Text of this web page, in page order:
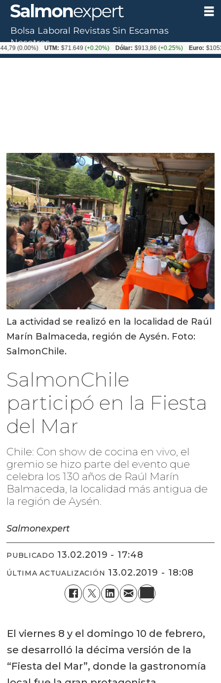
La actividad se realizó en la localidad de Raúl
Marín Balmaceda, región de Aysén. Foto:
SalmonChile.
SalmonChile
participó en la Fiesta
del Mar
Chile: Con show de cocina en vivo, el
gremio se hizo parte del evento que
celebra los 130 años de Raúl Marín
Balmaceda, la localidad más antigua de
la región de Aysén.
Salmonexpert
PUBLICADO 13.02.2019 - 17:48
ÚLTIMA ACTUALIZACIÓN 13.02.2019 - 18:08
El viernes 8 y el domingo 10 de febrero,
se desarrolló la décima versión de la
“Fiesta del Mar”, donde la gastronomía
Bolsa Laboral Revistas Sin Escamas
Nosotros
UTM: $71.649(+0.20%) Dólar: $913,86(+0.25%) Euro: $1053,08 (-